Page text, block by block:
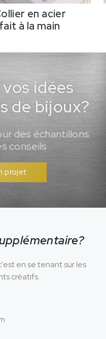
en acier
à la main
idées
de bijoux?
des échantillons
conseils
projet
en se tenant sur les
créatifs.